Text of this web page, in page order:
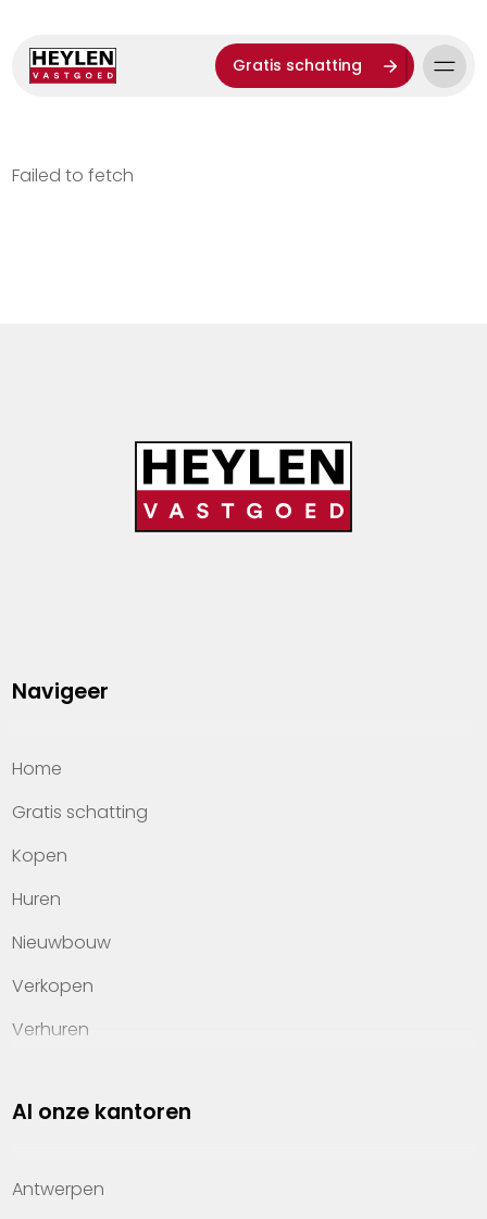
Gratis schatting
Failed to fetch
Navigeer
Home
Gratis schatting
Kopen
Huren
Nieuwbouw
Verkopen
Verhuren
Property management
Kennis van wonen
Al onze kantoren
Antwerpen